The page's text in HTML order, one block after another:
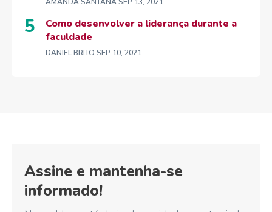
Como desenvolver a liderança durante a
faculdade
DANIEL BRITO SEP 10, 2021
Assine e mantenha-se
informado!